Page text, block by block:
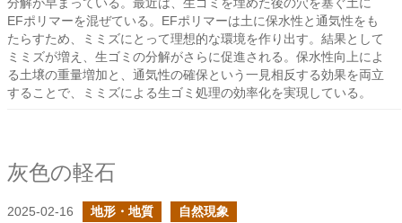
EFポリマーを混ぜている。EFポリマーは土に保水性と通気性をも
たらすため、ミミズにとって理想的な環境を作り出す。結果として
ミミズが増え、生ゴミの分解がさらに促進される。保水性向上によ
る土壌の重量増加と、通気性の確保という一見相反する効果を両立
することで、ミミズによる生ゴミ処理の効率化を実現している。
灰色の軽石
2025-02-16 地形・地質 自然現象